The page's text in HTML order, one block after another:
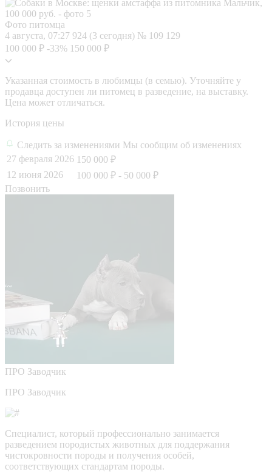
Фото питомца
4 августа, 07:27 924 (3 сегодня) № 109 129
100 000 ₽ -33% 150 000 ₽
Указанная стоимость в любимцы (в семью). Уточняйте у
продавца доступен ли питомец в разведение, на выставку.
Цена может отличаться.
История цены
Следить за изменениями Мы сообщим об изменениях
27 февраля 2026 150 000 ₽
12 июня 2026
100 000 ₽ - 50 000 ₽
Позвонить
ПРО Заводчик
ПРО Заводчик
Специалист, который профессионально занимается
разведением породистых животных для поддержания
чистокровности породы и получения особей,
соответствующих стандартам породы.